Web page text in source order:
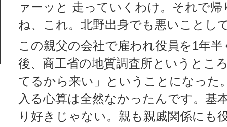
ァーッと 走っていくわけ。それで
ね、これ。北野出身でも悪いことし
この親父の会社で雇われ役員を1年
後、商工省の地質調査所というとこ
てるから来い」ということになった
入る心算は全然なかったんです。基
り好きじゃない。親も親戚関係にも